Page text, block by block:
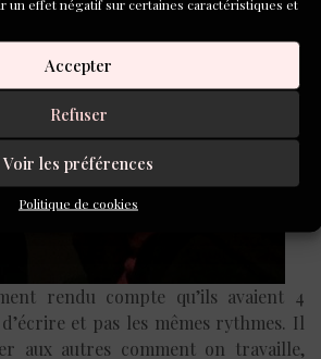
Accepter
Refuser
Voir les préférences
Politique de cookies
rendu compte qu’ils avaient 4
et pas les mêmes rythmes. Il
aux autres comment on travaille,